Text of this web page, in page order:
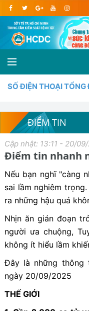
SỐ ĐIỆN THOẠI TỔNG
ĐIỂM TIN
Cập nhật: 13:11 - 20/
Điểm tin nhanh
Nếu bạn nghĩ "càng
sai lầm nghiêm
ra những hậu quả
Nhịn ăn gián đoạn
người ưa chuộng,
không ít hiểu lầm
Đây là những thông
ngày 20/09/2025
THẾ GIỚI